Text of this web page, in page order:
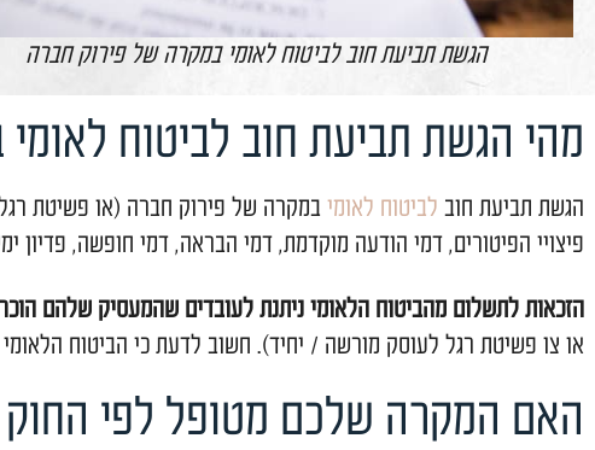
חוב לביטוח לאומי במקרה של פירוק חברה
חוב לביטוח לאומי במקרה
לאומי במקרה של פירוק חברה (או פשיטת רגל של עוסק